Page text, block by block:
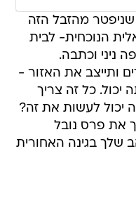
מהזבל הזה
הנוכחית- לבית
ניני וכתבה.
ותייצב את האזור -
יכול. כל זה צריך
יכול לעשות את זה?
את פרס נובל
שלך בגינה האחורית